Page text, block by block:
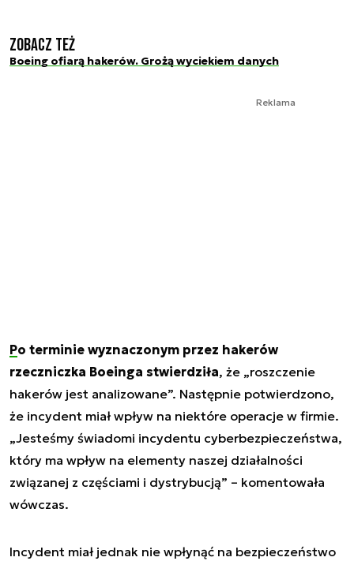
Zobacz też
Boeing ofiarą hakerów. Grożą wyciekiem danych
Reklama
Po terminie wyznaczonym przez hakerów
rzeczniczka Boeinga stwierdziła, że „roszczenie
hakerów jest analizowane”. Następnie potwierdzono,
że incydent miał wpływ na niektóre operacje w firmie.
„Jesteśmy świadomi incydentu cyberbezpieczeństwa,
który ma wpływ na elementy naszej działalności
związanej z częściami i dystrybucją” – komentowała
wówczas.
Incydent miał jednak nie wpłynąć na bezpieczeństwo